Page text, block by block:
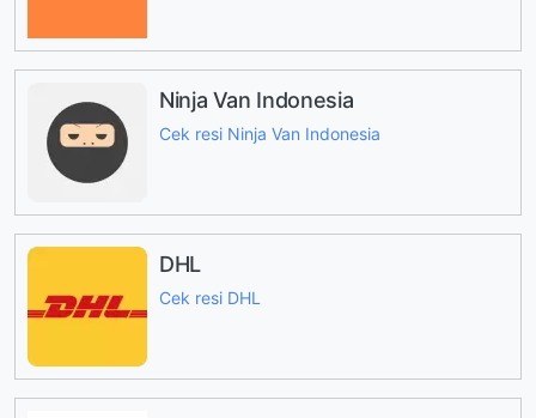
Ninja Van Indonesia
Cek resi Ninja Van Indonesia
DHL
Cek resi DHL